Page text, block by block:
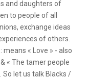
and daughters of
to people of all
exchange ideas
of others.
means « Love » - also
« The tamer people
So let us talk Blacks /